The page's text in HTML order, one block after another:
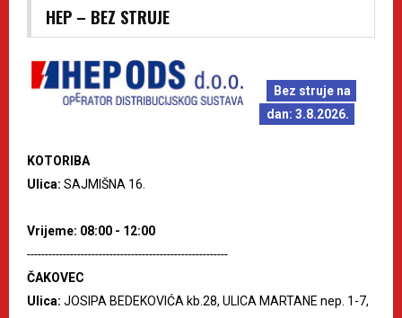
HEP – BEZ STRUJE
Bez struje na
dan: 3.8.2026.
KOTORIBA
Ulica: SAJMIŠNA 16.
Vrijeme: 08:00 - 12:00
--------------------------------------------------------
ČAKOVEC
Ulica: JOSIPA BEDEKOVIĆA kb.28, ULICA MARTANE nep. 1-7,